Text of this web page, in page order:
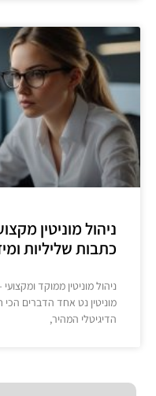
ניהול מוניטין
כתבות שליליות
ניהול מוניטין ממוקד
מוניטין נט אחד הדברים הכי
הדיגיטלי המהיר,